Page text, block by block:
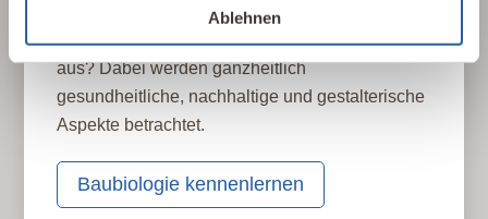
Ablehnen
gebauten Umwelt. Wie wirken sich Gebäude,
Baustoffe und Architektur auf Mensch und Natur
aus? Dabei werden ganzheitlich
gesundheitliche, nachhaltige und gestalterische
Aspekte betrachtet.
Baubiologie kennenlernen